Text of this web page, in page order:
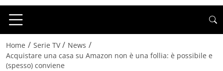
Home / Serie TV / News /
Acquistare una casa su Amazon non è una follia: è possibile e
(spesso) conviene